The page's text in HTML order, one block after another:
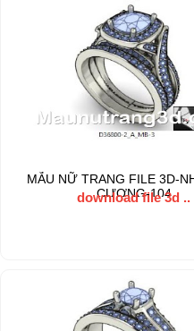
MẪU NỮ TRANG FILE 3D-
CƯƠNG-104
download file 3d ..